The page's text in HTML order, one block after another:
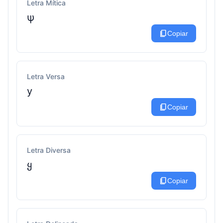
Letra Mítica
ψ
content_copyCopiar
Letra Versa
у
content_copyCopiar
Letra Diversa
ყ
content_copyCopiar